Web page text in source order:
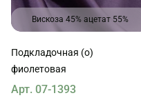
Вискоза 45% ацетат 55%
Подкладочная (о)
фиолетовая
Арт. 07-1393